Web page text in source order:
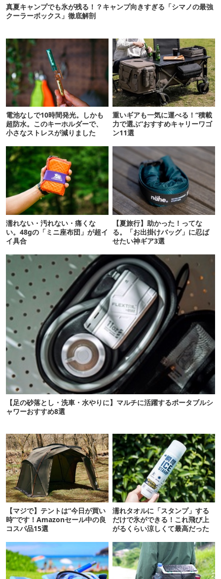
真夏キャンプでも氷が残る！？キャンプ向きすぎる「シマノの最強
クーラーボックス」徹底解剖
電池なしで10時間発光。しかも
超防水。このキーホルダーで、
小さなストレスが減りました
重いギアも一気に運べる！“積載
力で選ぶ”おすすめキャリーワゴ
ン11選
濡れない・汚れない・痛くな
い。48gの「ミニ座布団」が超イ
イ具合
【夏旅行】助かった！ってな
る。「お出掛けバッグ」に忍ば
せたい神ギア3選
【足の砂落とし・洗車・水やりに】マルチに活躍するポータブルシ
ャワーおすすめ8選
【マジで】テントは“今日が買い
時”です！Amazonセール中の良
コスパ品15選
濡れタオルに「スタンプ」する
だけで氷ができる！これ飛び上
がるくらい涼しくて最高だった